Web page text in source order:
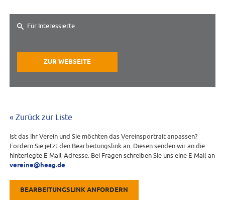
Für Interessierte
ZUR WEBSEITE
« Zurück zur Liste
Ist das Ihr Verein und Sie möchten das Vereinsportrait anpassen?
Fordern Sie jetzt den Bearbeitungslink an. Diesen senden wir an die
hinterlegte E-Mail-Adresse. Bei Fragen schreiben Sie uns eine E-Mail an
vereine@heag.de
BEARBEITUNGSLINK ANFORDERN